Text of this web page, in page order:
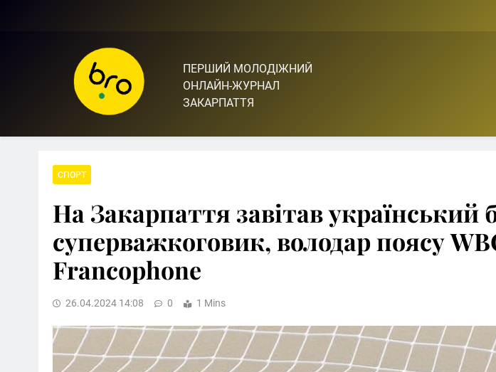
Bro.org.ua | BRO – ЦЕ ТВІЙ БРО
ПЕРШИЙ МОЛОДІЖНИЙ
ОНЛАЙН-ЖУРНАЛ
ЗАКАРПАТТЯ
СПОРТ
На Закарпаття завітав український
суперважкоговик, володар поясу
Francophone
26.04.2024 14:08 0 1 Mins